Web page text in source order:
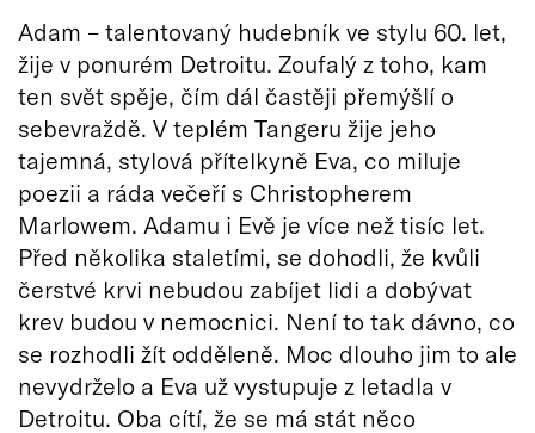
Adam – talentovaný hudebník ve stylu 60. let,
žije v ponurém Detroitu. Zoufalý z toho, kam
ten svět spěje, čím dál častěji přemýšlí o
sebevraždě. V teplém Tangeru žije jeho
tajemná, stylová přítelkyně Eva, co miluje
poezii a ráda večeří s Christopherem
Marlowem. Adamu i Evě je více než tisíc let.
Před několika staletími, se dohodli, že kvůli
čerstvé krvi nebudou zabíjet lidi a dobývat
krev budou v nemocnici. Není to tak dávno, co
se rozhodli žít odděleně. Moc dlouho jim to ale
nevydrželo a Eva už vystupuje z letadla v
Detroitu. Oba cítí, že se má stát něco